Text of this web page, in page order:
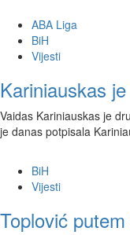
ABA Liga
BiH
Vijesti
Kariniauskas
Vaidas Kariniauskas je
je danas potpisala
BiH
Vijesti
Toplović